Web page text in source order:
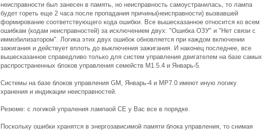
неисправности был занесен в память, но неисправность самоустранилась, то лампа
будет гореть еще 2 часа после пропадания причины(неисправности) вызвавшей
формирование соответствующего кода ошибки. Все вышесказанное относится ко всем
ошибкам (кодам неисправностей) за исключением двух: "Ошибка ОЗУ" и "Нет связи с
иммобилизатором". Логика этих двух ошибок обновляется при каждом включении
зажигания и действует вплоть до выключения зажигания. И наконец последнее, все
вышесказанное справедливо только для систем управления двигателем на базе самых
распространенных блоков управления семейств М1.5.4 и Январь-5.
Системы на базе блоков управления GM, Январь-4 и MP7.0 имеют иную логику
хранения и индикации неисправностей.
Резюме: с логикой упраления лампаой СЕ у Вас все в порядке.
Поскольку ошибки хранятся в энергозависимой памяти блока управления, то снимая